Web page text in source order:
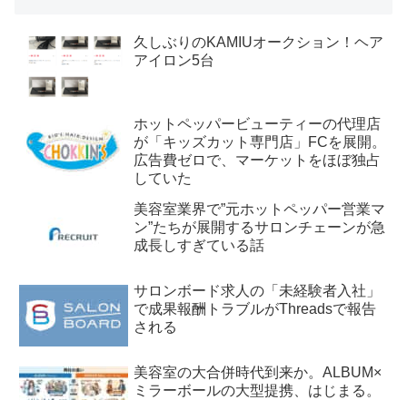
久しぶりのKAMIUオークション！ヘア
アイロン5台
ホットペッパービューティーの代理店
が「キッズカット専門店」FCを展開。
広告費ゼロで、マーケットをほぼ独占
していた
美容室業界で”元ホットペッパー営業マ
ン”たちが展開するサロンチェーンが急
成長しすぎている話
サロンボード求人の「未経験者入社」
で成果報酬トラブルがThreadsで報告
される
美容室の大合併時代到来か。ALBUM×
ミラーボールの大型提携、はじまる。